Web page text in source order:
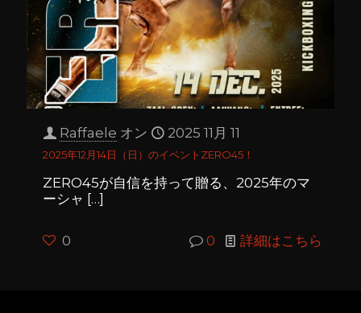
Raffaele オン 2025 11月 11
2025年12月14日（日）のイベントZERO45！
ZERO45が自信を持って贈る、2025年のマ
ーシャ […]
0 0 詳細はこちら